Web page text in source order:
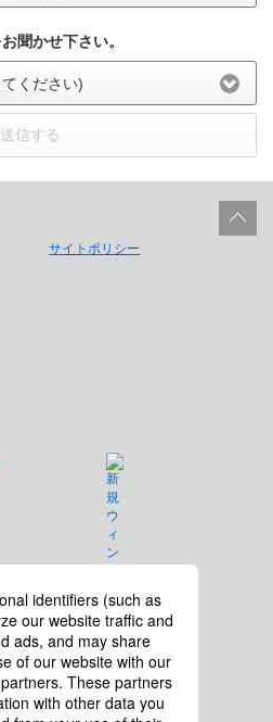
聞かせ下さい。
ください)
送信する
サイトポリシー
免責事項